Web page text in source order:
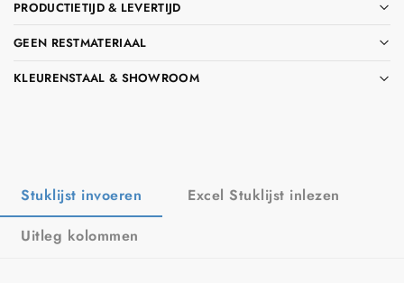
PRODUCTIETIJD & LEVERTIJD
GEEN RESTMATERIAAL
KLEURENSTAAL & SHOWROOM
Stuklijst invoeren
Excel Stuklijst inlezen
Uitleg kolommen